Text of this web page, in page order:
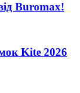
Buromax!
Kite 2026